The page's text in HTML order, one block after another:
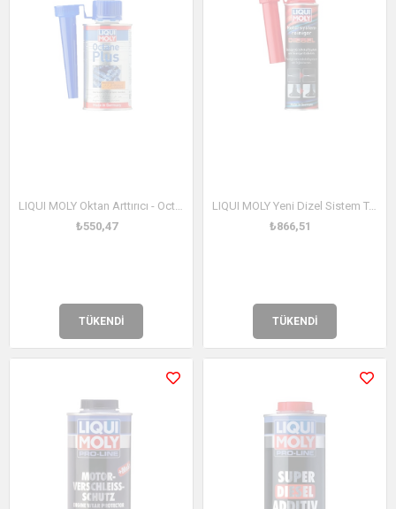
TÜKENDI
₺550,47
TÜKENDI
LIQUI MOLY Yeni Dizel Sistem Temizleyici Yakıt Katkısı 300 ml (21491)
₺866,51